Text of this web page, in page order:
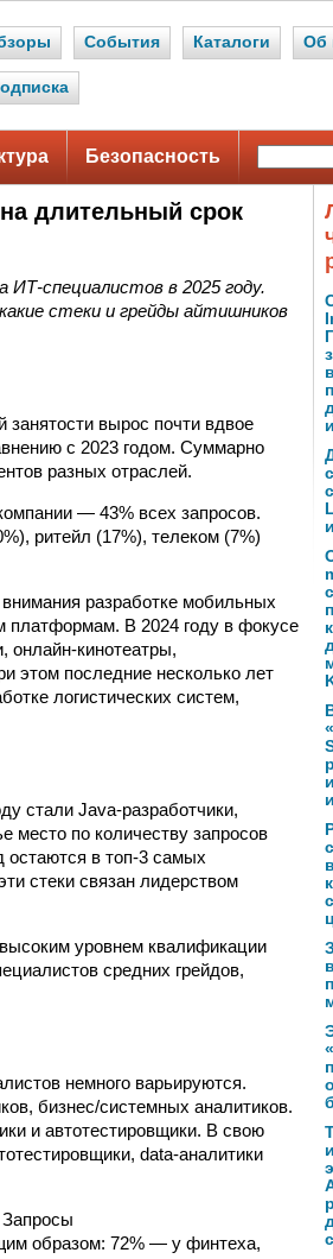
События Каталоги Об
Безопасность
длительный срок
ИТ-специалистов в 2025 году.
стеки и грейды айтишников
занятости вырос почти вдвое
с 2023 годом. Суммарно
разных отраслей.
— 43% всех запросов.
ритейл (17%), телеком (7%)
разработке мобильных
платформам. В 2024 году в фокусе
онлайн-кинотеатры,
этом последние несколько лет
логистических систем,
стали Java-разработчики,
место по количеству запросов
остаются в топ-3 самых
стеки связан лидерством
уровнем квалификации
средних грейдов,
немного варьируются.
бизнес/системных аналитиков.
и автотестировщики. В свою
data-аналитики
образом: 72% — у финтеха,